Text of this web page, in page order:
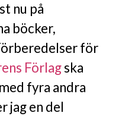
nu på
böcker,
för
Förlagska
fyra andra
jag en del